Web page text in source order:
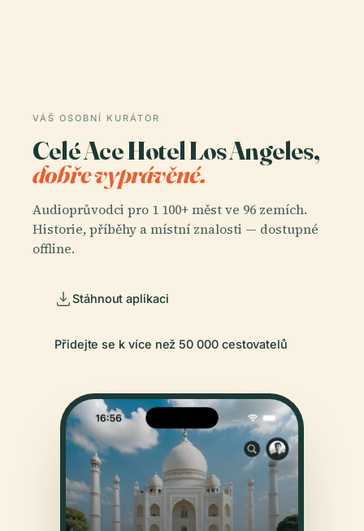
VÁŠ OSOBNÍ KURÁTOR
Celé Ace Hotel Los Angeles,
dobře vyprávěné.
Audioprůvodci pro 1 100+ měst ve 96 zemích.
Historie, příběhy a místní znalosti — dostupné
offline.
Stáhnout aplikaci
Přidejte se k více než 50 000 cestovatelů